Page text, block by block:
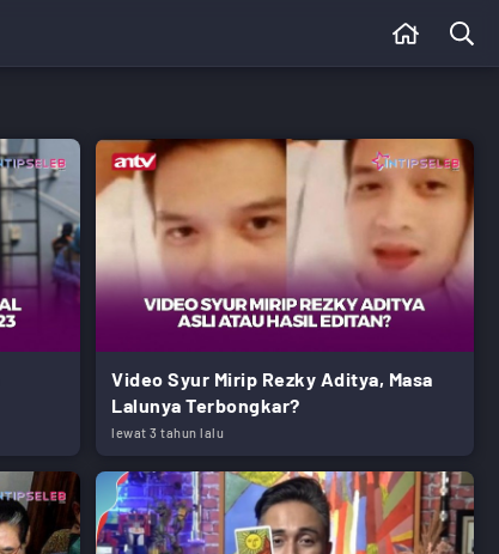
Video Syur Mirip Rezky Aditya, Masa
Lalunya Terbongkar?
lewat 3 tahun lalu